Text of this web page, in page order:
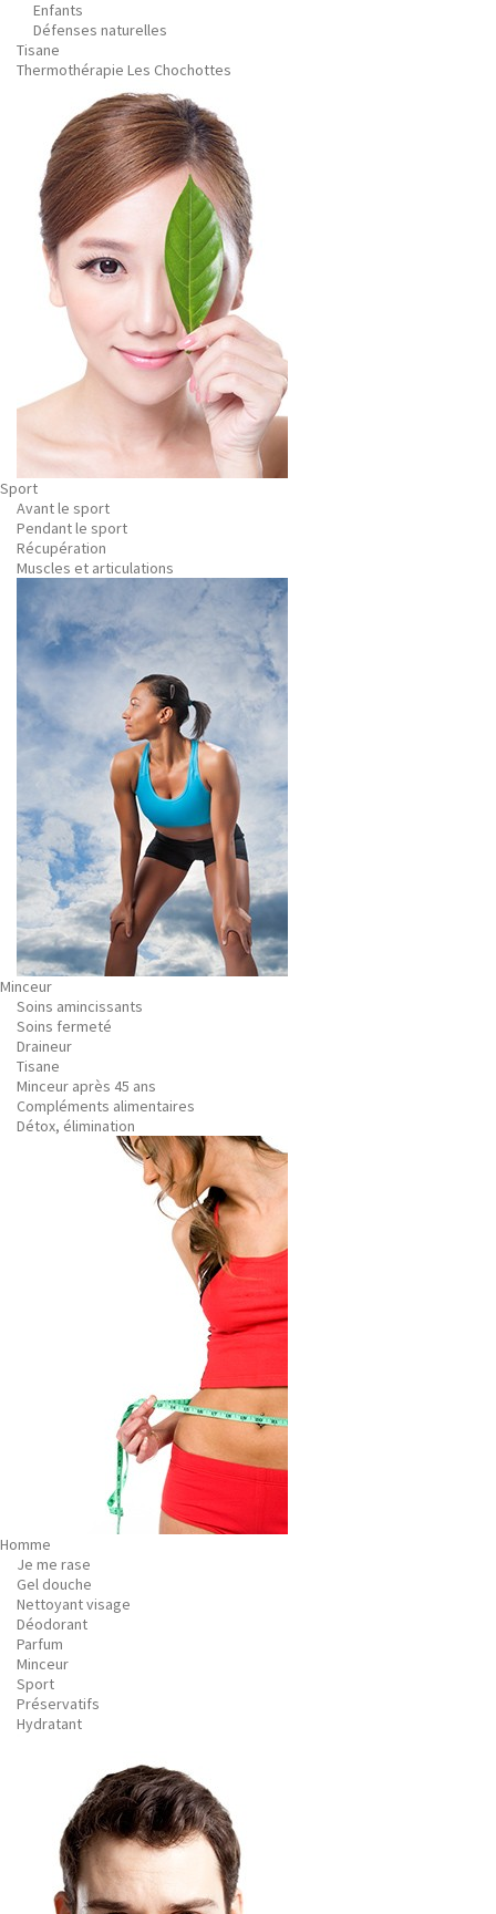
Enfants
Défenses naturelles
Tisane
Thermothérapie Les Chochottes
Sport
Avant le sport
Pendant le sport
Récupération
Muscles et articulations
Minceur
Soins amincissants
Soins fermeté
Draineur
Tisane
Minceur après 45 ans
Compléments alimentaires
Détox, élimination
Homme
Je me rase
Gel douche
Nettoyant visage
Déodorant
Parfum
Minceur
Sport
Préservatifs
Hydratant